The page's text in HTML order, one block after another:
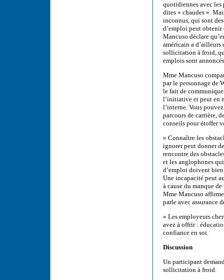
quotidiennes avec les
dites « chaudes ».
inconnus, qui sont
d’emploi peut obtenir
Mancuso déclare
américain a d’ailleurs
sollicitation à froid,
emplois sont
Mme Mancuso
par le personnage de
le fait de
l’initiative et peut en
l’interne. Vous
parcours de carrière,
conseils pour étoffer
« Connaître les
ignorer peut donner
rencontre des
et les anglophones
d’emploi doivent
Une incapacité peut
à cause du manque
Mme Mancuso
parle avec assurance
« Les employeurs
avez à offrir :
confiance en soi.
Discussion
Un participant
sollicitation à froid.